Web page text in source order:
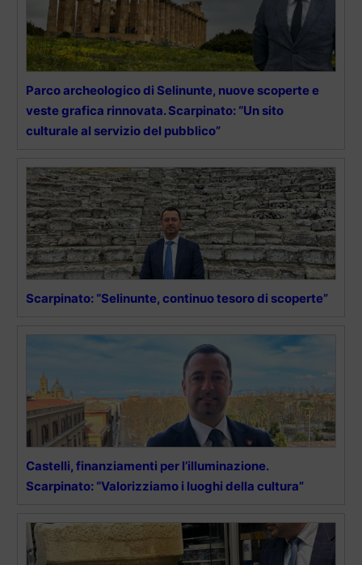
Parco archeologico di Selinunte, nuove scoperte e
veste grafica rinnovata. Scarpinato: “Un sito
culturale al servizio del pubblico”
Scarpinato: “Selinunte, continuo tesoro di scoperte”
Castelli, finanziamenti per l’illuminazione.
Scarpinato: “Valorizziamo i luoghi della cultura”